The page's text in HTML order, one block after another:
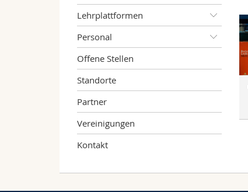
Lehrplattformen
Personal
Offene Stellen
Standorte
Partner
Vereinigungen
Kontakt